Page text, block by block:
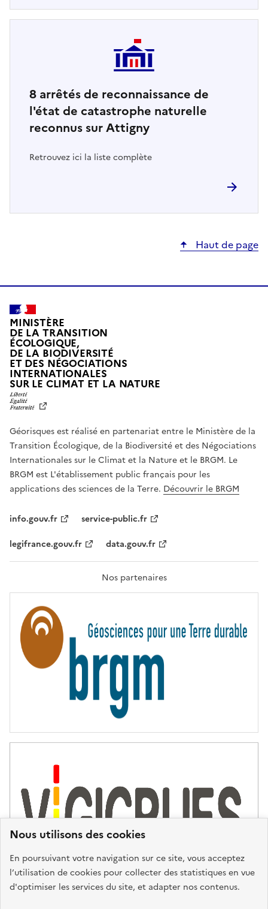
Nous utilisons des cookies
En poursuivant votre navigation sur ce site, vous acceptez
l’utilisation de cookies pour collecter des statistiques en vue
d'optimiser les services du site, et adapter nos contenus.
8 arrêtés de reconnaissance de
l'état de catastrophe naturelle
reconnus sur Attigny
Retrouvez ici la liste complète
Haut de page
MINISTÈRE
DE LA TRANSITION
ÉCOLOGIQUE,
DE LA BIODIVERSITÉ
ET DES NÉGOCIATIONS
INTERNATIONALES
SUR LE CLIMAT ET LA NATUREL
T
É
,
É
G
A
L
F
A
T
R
T
É
Géorisques est réalisé en partenariat entre le Ministère de la
Transition Écologique, de la Biodiversité et des Négociations
Internationales sur le Climat et la Nature et le BRGM. Le
BRGM est L'établissement public français pour les
applications des sciences de la Terre. Découvrir le BRGM
info.gouv.fr
service-public.fr
legifrance.gouv.fr
data.gouv.fr
Nos partenaires